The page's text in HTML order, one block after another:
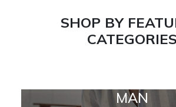
SHOP BY
CATEGORIES
MAN